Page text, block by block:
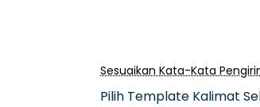
Sesuaikan Kata-Kata
Pilih Template Kalimat